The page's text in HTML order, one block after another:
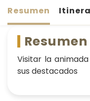
Resumen
Resumen
Visitar la
sus destacados